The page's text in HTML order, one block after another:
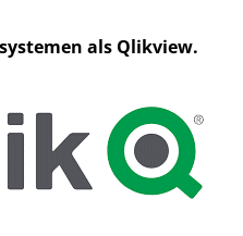
als Qlikview.